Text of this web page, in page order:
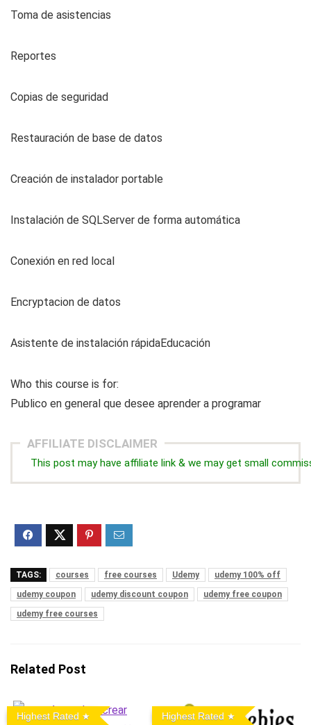
Toma de asistencias
Reportes
Copias de seguridad
Restauración de base de datos
Creación de instalador portable
Instalación de SQLServer de forma automática
Conexión en red local
Encryptacion de datos
Asistente de instalación rápidaEducación
Who this course is for:
Publico en general que desee aprender a programar
AFFILIATE DISCLAIMER
This post may have affiliate link & we may get small
TAGS: courses free courses Udemy
udemy 100% off
udemy coupon
udemy discount coupon
udemy free coupon
udemy free courses
Related Post
Highest Rated Highest Rated